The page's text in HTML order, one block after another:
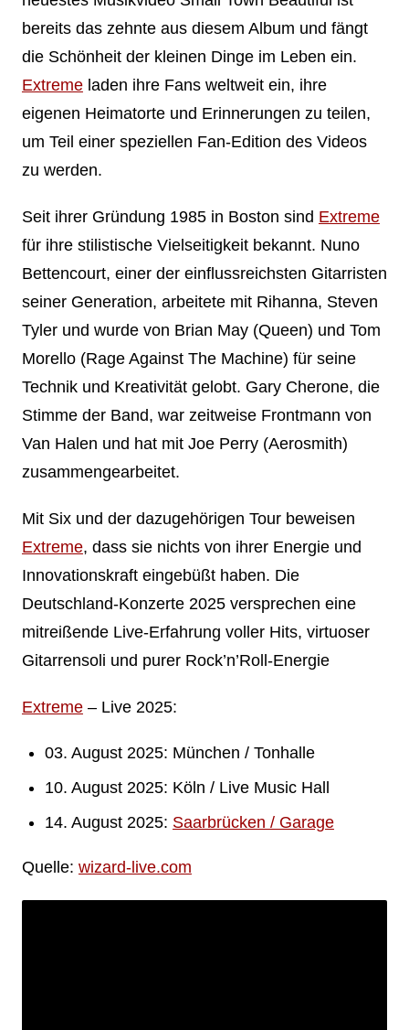
bereits das zehnte aus diesem Album und fängt
die Schönheit der kleinen Dinge im Leben ein.
Extremeladen ihre Fans weltweit ein, ihre
eigenen Heimatorte und Erinnerungen zu teilen,
um Teil einer speziellen Fan-Edition des Videos
zu werden.
Seit ihrer Gründung 1985 in Boston sind Extreme
für ihre stilistische Vielseitigkeit bekannt. Nuno
Bettencourt, einer der einflussreichsten Gitarristen
seiner Generation, arbeitete mit Rihanna, Steven
Tyler und wurde von Brian May (Queen) und Tom
Morello (Rage Against The Machine) für seine
Technik und Kreativität gelobt. Gary Cherone, die
Stimme der Band, war zeitweise Frontmann von
Van Halen und hat mit Joe Perry (Aerosmith)
zusammengearbeitet.
Mit Six und der dazugehörigen Tour beweisen
Extreme, dass sie nichts von ihrer Energie und
Innovationskraft eingebüßt haben. Die
Deutschland-Konzerte 2025 versprechen eine
mitreißende Live-Erfahrung voller Hits, virtuoser
Gitarrensoli und purer Rock’n’Roll-Energie
Extreme– Live 2025:
03. August 2025: München / Tonhalle
10. August 2025: Köln / Live Music Hall
14. August 2025: Saarbrücken / Garage
Quelle: wizard-live.com